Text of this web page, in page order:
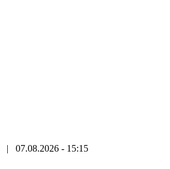
|
07.08.2026 - 15:15